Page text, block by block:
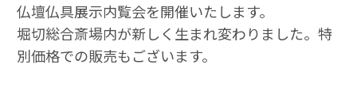
仏壇仏具展示内覧会を開催いたします。
堀切総合斎場内が新しく生まれ変わりました。特
別価格での販売もございます。